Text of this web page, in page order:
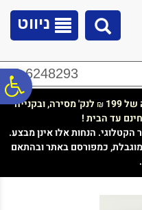
ניווט
02-6248293
199
₪ לנק' מסירה, ובקנייה
עד הבית !
הנחות אלו אינן מבצע.
כמפורסם באתר ובהתאם